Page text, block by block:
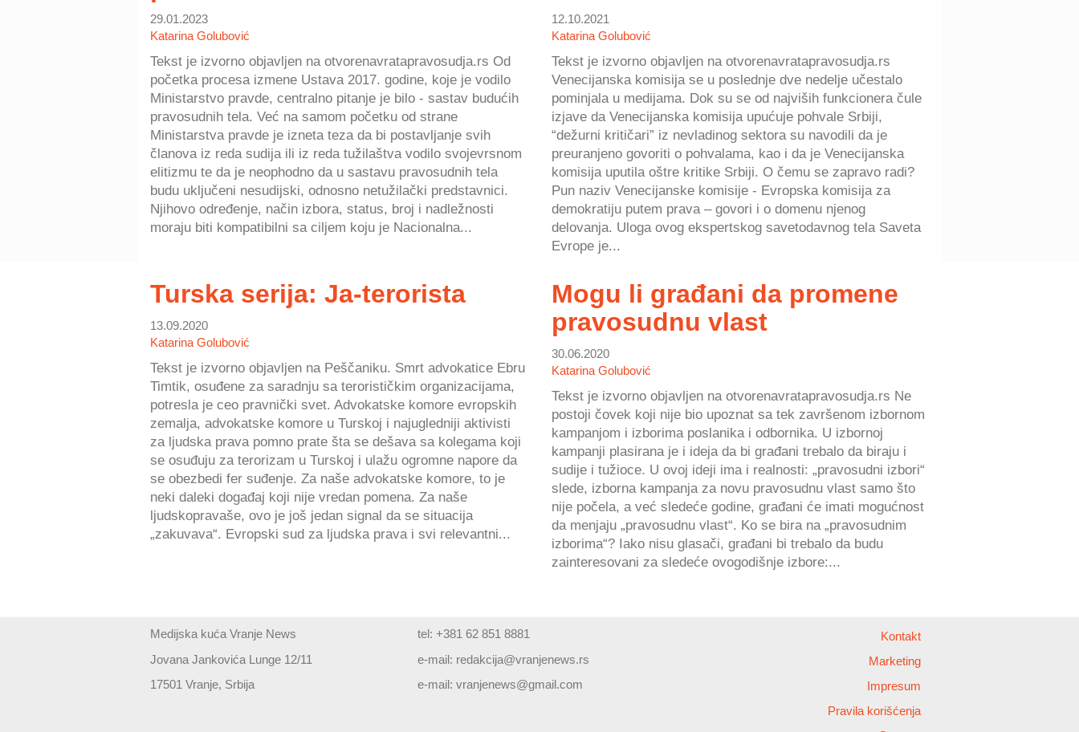
29.01.2023
Katarina Golubović
Tekst je izvorno objavljen na otvorenavratapravosudja.rs Od
početka procesa izmene Ustava 2017. godine, koje je vodilo
Ministarstvo pravde, centralno pitanje je bilo - sastav budućih
pravosudnih tela. Već na samom početku od strane
Ministarstva pravde je izneta teza da bi postavljanje svih
članova iz reda sudija ili iz reda tužilaštva vodilo svojevrsnom
elitizmu te da je neophodno da u sastavu pravosudnih tela
budu uključeni nesudijski, odnosno netužilački predstavnici.
Njihovo određenje, način izbora, status, broj i nadležnosti
moraju biti kompatibilni sa ciljem koju je Nacionalna...
12.10.2021
Katarina Golubović
Tekst je izvorno objavljen na otvorenavratapravosudja.rs
Venecijanska komisija se u poslednje dve nedelje učestalo
pominjala u medijama. Dok su se od najviših funkcionera čule
izjave da Venecijanska komisija upućuje pohvale Srbiji,
“dežurni kritičari” iz nevladinog sektora su navodili da je
preuranjeno govoriti o pohvalama, kao i da je Venecijanska
komisija uputila oštre kritike Srbiji. O čemu se zapravo radi?
Pun naziv Venecijanske komisije - Evropska komisija za
demokratiju putem prava – govori i o domenu njenog
delovanja. Uloga ovog ekspertskog savetodavnog tela Saveta
Evrope je...
Turska serija: Ja-terorista
13.09.2020
Katarina Golubović
Tekst je izvorno objavljen na Peščaniku. Smrt advokatice Ebru
Timtik, osuđene za saradnju sa terorističkim organizacijama,
potresla je ceo pravnički svet. Advokatske komore evropskih
zemalja, advokatske komore u Turskoj i najugledniji aktivisti
za ljudska prava pomno prate šta se dešava sa kolegama koji
se osuđuju za terorizam u Turskoj i ulažu ogromne napore da
se obezbedi fer suđenje. Za naše advokatske komore, to je
neki daleki događaj koji nije vredan pomena. Za naše
ljudskopravaše, ovo je još jedan signal da se situacija
„zakuvava“. Evropski sud za ljudska prava i svi relevantni...
Mogu li građani da promene
pravosudnu vlast
30.06.2020
Katarina Golubović
Tekst je izvorno objavljen na otvorenavratapravosudja.rs Ne
postoji čovek koji nije bio upoznat sa tek završenom izbornom
kampanjom i izborima poslanika i odbornika. U izbornoj
kampanji plasirana je i ideja da bi građani trebalo da biraju i
sudije i tužioce. U ovoj ideji ima i realnosti: „pravosudni izbori“
slede, izborna kampanja za novu pravosudnu vlast samo što
nije počela, a već sledeće godine, građani će imati mogućnost
da menjaju „pravosudnu vlast“. Ko se bira na „pravosudnim
izborima“? Iako nisu glasači, građani bi trebalo da budu
zainteresovani za sledeće ovogodišnje izbore:...
Medijska kuća Vranje News
Jovana Jankovića Lunge 12/11
17501 Vranje, Srbija
tel: +381 62 851 8881
e-mail: redakcija@vranjenews.rs
e-mail:vranjenews@gmail.com
Kontakt
Marketing
Impresum
Pravila korišćenja